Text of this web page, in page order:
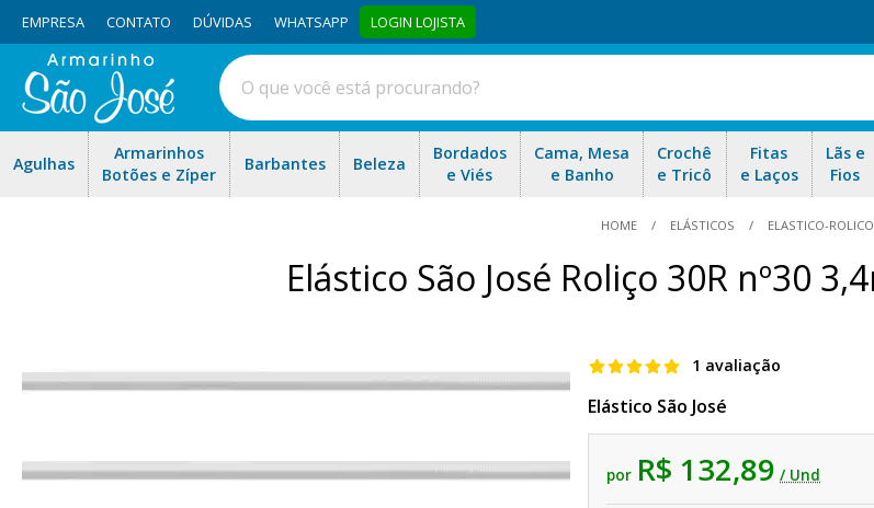
EMPRESA CONTATO DÚVIDAS WHATSAPP LOGIN LOJISTA
Agulhas
Armarinhos
Botões e Zíper
Barbantes Beleza
Bordados
e Viés
Cama, Mesa
e Banho
Crochê
e Tricô
Fitas
e Laços
Lãs e
Fios
HOME ELÁSTICOS ELASTICO-ROLICO
Elástico São José Roliço 30R nº30
1 avaliação
Elástico São José
por R$ 132,89 / Und